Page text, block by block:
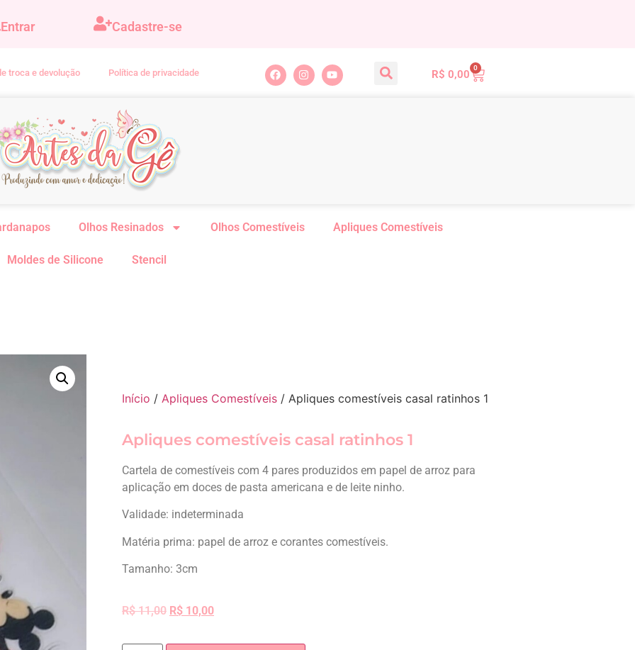
Entrar Cadastre-se
troca e devolução Política de privacidade R$ 0,00
0
Olhos Resinados Olhos Comestíveis Apliques Comestíveis
Moldes de Silicone Stencil
Início / Apliques Comestíveis / Apliques comestíveis casal ratinhos 1
Apliques comestíveis casal ratinhos 1
Cartela de comestíveis com 4 pares produzidos em papel de arroz para
aplicação em doces de pasta americana e de leite ninho.
Validade: indeterminada
Matéria prima: papel de arroz e corantes comestíveis.
Tamanho: 3cm
R$11,00 R$ 10,00